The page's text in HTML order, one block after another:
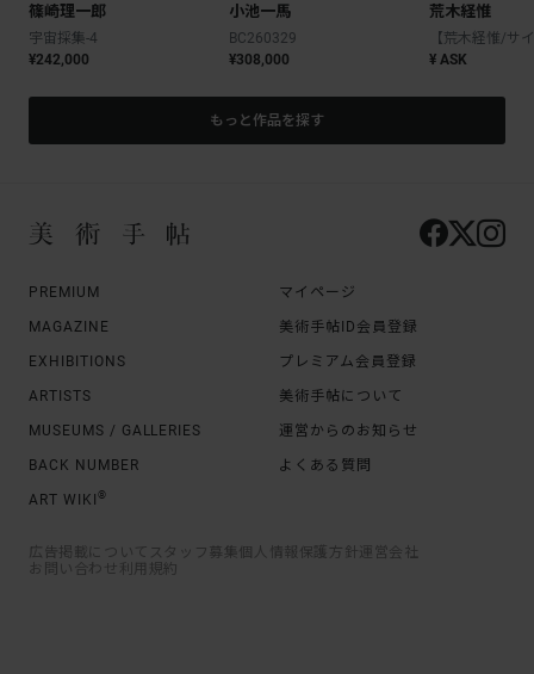
篠崎理一郎
宇宙採集-4
¥242,000
小池一馬
BC260329
¥308,000
荒木経惟
¥ ASK
もっと作品を探す
PREMIUM
MAGAZINE
EXHIBITIONS
ARTISTS
MUSEUMS / GALLERIES
BACK NUMBER
ART WIKI ®
マイページ
美術手帖ID会員登録
プレミアム会員登録
美術手帖について
運営からのお知らせ
よくある質問
広告掲載について スタッフ募集 個人情報保護方針
運営会社
お問い合わせ
利用規約